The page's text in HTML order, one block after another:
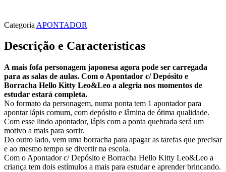
Categoria APONTADOR
Descrição e Características
A mais fofa personagem japonesa agora pode ser carregada
para as salas de aulas. Com o Apontador c/ Depósito e
Borracha Hello Kitty Leo&Leo a alegria nos momentos de
estudar estará completa.
No formato da personagem, numa ponta tem 1 apontador para
apontar lápis comum, com depósito e lâmina de ótima qualidade.
Com esse lindo apontador, lápis com a ponta quebrada será um
motivo a mais para sorrir.
Do outro lado, vem uma borracha para apagar as tarefas que precisar
e ao mesmo tempo se divertir na escola.
Com o Apontador c/ Depósito e Borracha Hello Kitty Leo&Leo a
criança tem dois estímulos a mais para estudar e aprender brincando.